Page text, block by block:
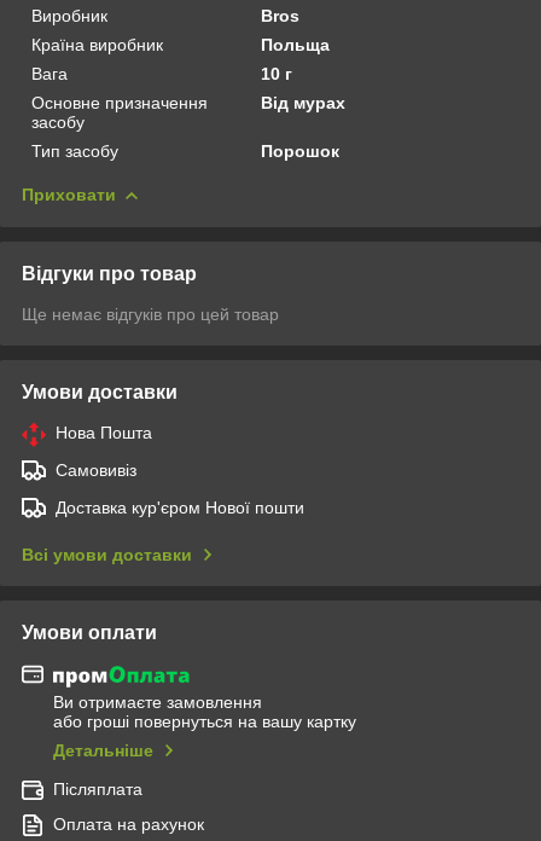
Виробник
Bros
Країна виробник
Польща
Вага
10 г
Основне призначення
засобу
Від мурах
Тип засобу Порошок
Приховати
Відгуки про товар
Ще немає відгуків про цей товар
Умови доставки
Нова Пошта
Самовивіз
Доставка кур'єром Нової пошти
Всі умови доставки
Умови оплати
Ви отримаєте замовлення
або гроші повернуться на вашу картку
Детальніше
Післяплата
Оплата на рахунок